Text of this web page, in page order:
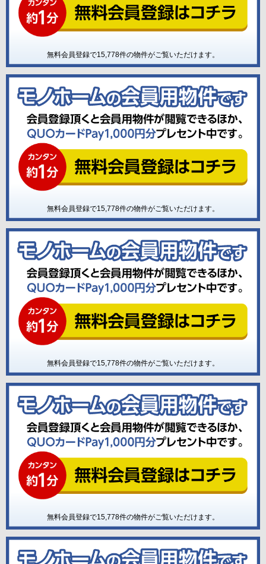
無料会員登録で15,778件の物件がご覧いただけます。
無料会員登録で15,778件の物件がご覧いただけます。
無料会員登録で15,778件の物件がご覧いただけます。
無料会員登録で15,778件の物件がご覧いただけます。